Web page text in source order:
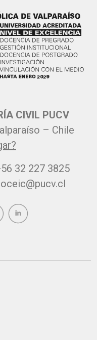
CIVIL PUCV
– Chile
32 227 3825